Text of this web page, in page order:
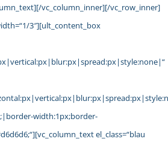
vc_column_inner][/vc_row_inner]
3″][ult_content_box
width:1px;border-
el_class=“blau